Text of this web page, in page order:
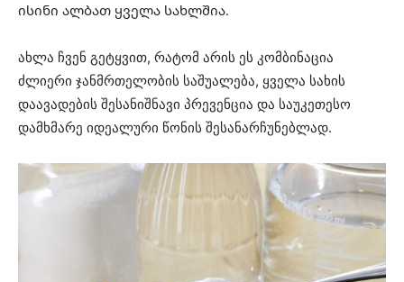
ისინი ალბათ ყველა სახლშია.
ახლა ჩვენ გეტყვით, რატომ არის ეს კომბინაცია
ძლიერი ჯანმრთელობის საშუალება, ყველა სახის
დაავადების შესანიშნავი პრევენცია და საუკეთესო
დამხმარე იდეალური წონის შესანარჩუნებლად.